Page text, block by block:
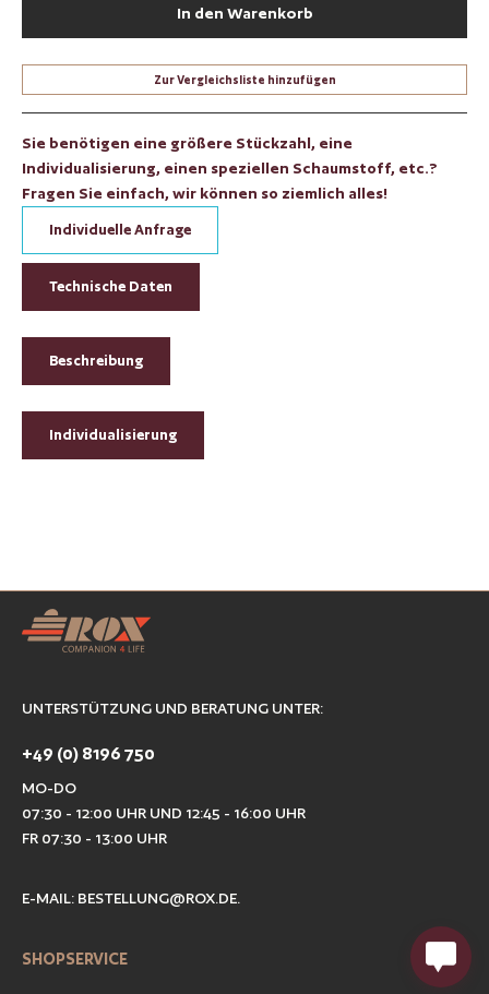
In den Warenkorb
Zur Vergleichsliste hinzufügen
Sie benötigen eine größere Stückzahl, eine
Individualisierung, einen speziellen Schaumstoff, etc.?
Fragen Sie einfach, wir können so ziemlich alles!
Individuelle Anfrage
Technische Daten
Beschreibung
Individualisierung
UNTERSTÜTZUNG UND BERATUNG UNTER:
+49 (0) 8196 750
MO-DO
07:30 - 12:00 UHR UND 12:45 - 16:00 UHR
FR 07:30 - 13:00 UHR
E-MAIL: BESTELLUNG@ROX.DE.
SHOPSERVICE